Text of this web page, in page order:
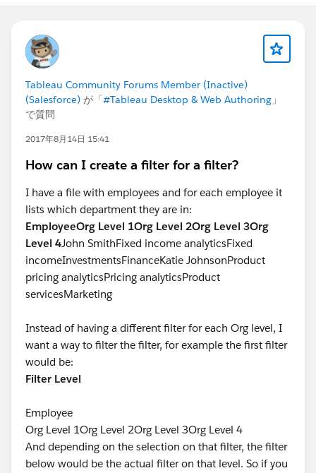
Tableau Community Forums Member (Inactive)
(Salesforce) が「#Tableau Desktop & Web Authoring 」
で質問
2017年8月14日 15:41
How can I create a filter for a filter?
I have a file with employees and for each employee it
lists which department they are in:
EmployeeOrg Level 1Org Level 2Org Level 3Org
Level 4John SmithFixed income analyticsFixed
incomeInvestmentsFinanceKatie JohnsonProduct
pricing analyticsPricing analyticsProduct
servicesMarketing
Instead of having a different filter for each Org level, I
want a way to filter the filter, for example the first filter
would be:
Filter Level
Employee
Org Level 1Org Level 2Org Level 3Org Level 4
And depending on the selection on that filter, the filter
below would be the actual filter on that level. So if you